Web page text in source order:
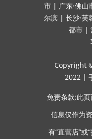
市 | 广东·佛山
尔滨 | 长沙·芙
都市 |
Copyright
2022 |
免责条款:此
信息仅作为
有“直营店”或